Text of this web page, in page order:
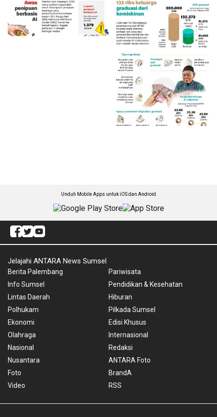
Unduh Mobile Apps untuk iOS dan Android
Jelajahi ANTARA News Sumsel
Berita Palembang
Info Sumsel
Lintas Daerah
Polhukam
Ekonomi
Olahraga
Nasional
Nusantara
Foto
Video
Pariwisata
Pendidikan & Kesehatan
Hiburan
Pilkada Sumsel
Edisi Khusus
Internasional
Redaksi
ANTARA Foto
BrandA
RSS